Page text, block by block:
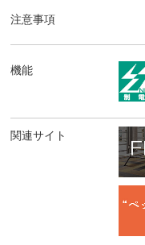
注意事項
機能
関連サイト